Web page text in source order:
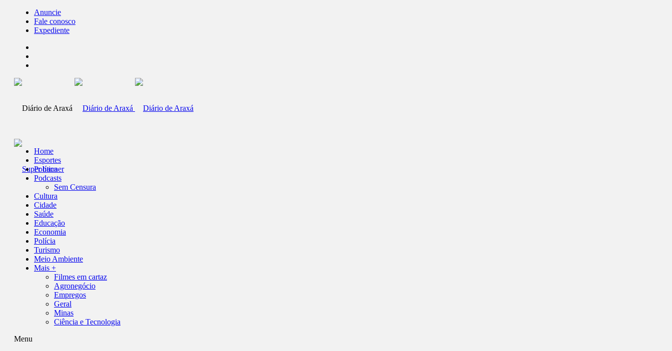
Anuncie
Fale conosco
Expediente
Home
Esportes
Política
Podcasts
Sem Censura
Cultura
Cidade
Saúde
Educação
Economia
Polícia
Turismo
Meio Ambiente
Mais +
Filmes em cartaz
Agronegócio
Empregos
Geral
Minas
Ciência e Tecnologia
Menu